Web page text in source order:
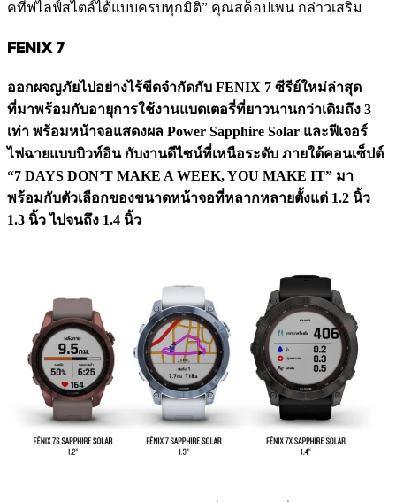
คทีฟไลฟ์สไตล์ได้แบบครบทุกมิติ” คุณสค็อปเพน กล่าวเสริม
FENIX 7
ออกผจญภัยไปอย่างไร้ขีดจำกัดกับ FENIX 7 ซีรีย์ใหม่ล่าสุด
ที่มาพร้อมกับอายุการใช้งานแบตเตอรี่ที่ยาวนานกว่าเดิมถึง 3
เท่า พร้อมหน้าจอแสดงผล Power Sapphire Solar และฟีเจอร์
ไฟฉายแบบบิวท์อิน กับงานดีไซน์ที่เหนือระดับ ภายใต้คอนเซ็ปต์
“7 DAYS DON’T MAKE A WEEK, YOU MAKE IT” มา
พร้อมกับตัวเลือกของขนาดหน้าจอที่หลากหลายตั้งแต่ 1.2 นิ้ว
1.3 นิ้ว ไปจนถึง 1.4 นิ้ว